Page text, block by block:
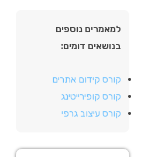
למאמרים נוספים
בנושאים דומים:
קורס קידום אתרים
קורס קופירייטינג
קורס עיצוב גרפי